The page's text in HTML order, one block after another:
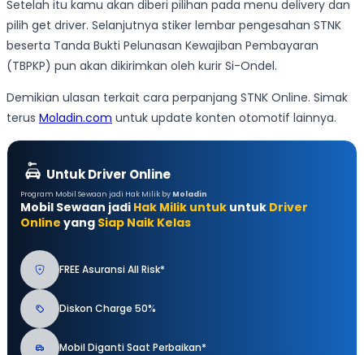
Setelah itu kamu akan diberi pilihan pada menu delivery dan
pilih get driver. Selanjutnya stiker lembar pengesahan STNK
beserta Tanda Bukti Pelunasan Kewajiban Pembayaran
(TBPKP) pun akan dikirimkan oleh kurir Si-Ondel.
Demikian ulasan terkait cara perpanjang STNK Online. Simak
terus Moladin.com untuk update konten otomotif lainnya.
Untuk Driver Online
Program Mobil Sewaan jadi Hak Milik by Moladin
Mobil Sewaan jadi Hak Milik untuk untuk Driver
Online yang Siap Naik Kelas
FREE Asuransi All Risk*
Diskon Charge 50%
Mobil Diganti Saat Perbaikan*